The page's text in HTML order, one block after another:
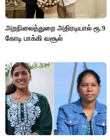
அறநிலைத்துறை அதிரடியால் ரூ.9
கோடி பாக்கி வசூல்